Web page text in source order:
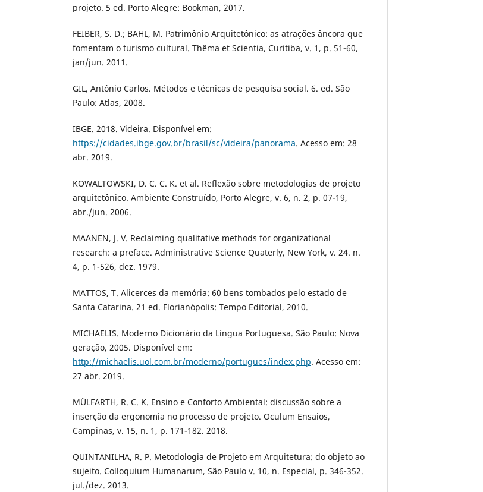
projeto. 5 ed. Porto Alegre: Bookman, 2017.
FEIBER, S. D.; BAHL, M. Patrimônio Arquitetônico: as atrações âncora que
fomentam o turismo cultural. Thêma et Scientia, Curitiba, v. 1, p. 51-60,
jan/jun. 2011.
GIL, Antônio Carlos. Métodos e técnicas de pesquisa social. 6. ed. São
Paulo: Atlas, 2008.
IBGE. 2018. Videira. Disponível em:
https://cidades.ibge.gov.br/brasil/sc/videira/panorama. Acesso em: 28
abr. 2019.
KOWALTOWSKI, D. C. C. K. et al. Reflexão sobre metodologias de projeto
arquitetônico. Ambiente Construído, Porto Alegre, v. 6, n. 2, p. 07-19,
abr./jun. 2006.
MAANEN, J. V. Reclaiming qualitative methods for organizational
research: a preface. Administrative Science Quaterly, New York, v. 24. n.
4, p. 1-526, dez. 1979.
MATTOS, T. Alicerces da memória: 60 bens tombados pelo estado de
Santa Catarina. 21 ed. Florianópolis: Tempo Editorial, 2010.
MICHAELIS. Moderno Dicionário da Língua Portuguesa. São Paulo: Nova
geração, 2005. Disponível em:
http://michaelis.uol.com.br/moderno/portugues/index.php. Acesso em:
27 abr. 2019.
MÜLFARTH, R. C. K. Ensino e Conforto Ambiental: discussão sobre a
inserção da ergonomia no processo de projeto. Oculum Ensaios,
Campinas, v. 15, n. 1, p. 171-182. 2018.
QUINTANILHA, R. P. Metodologia de Projeto em Arquitetura: do objeto ao
sujeito. Colloquium Humanarum, São Paulo v. 10, n. Especial, p. 346-352.
jul./dez. 2013.